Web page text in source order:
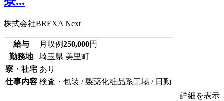
株式会社BREXA Next
給与 月収例250,000円
勤務地
埼玉県 美里町
寮・社宅 あり
仕事内容 検査・包装 / 製薬化粧品系工場 / 日勤
詳細を表示